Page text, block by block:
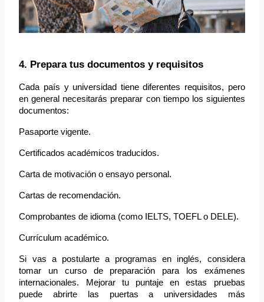
4. Prepara tus documentos y requisitos
Cada país y universidad tiene diferentes requisitos, pero
en general necesitarás preparar con tiempo los siguientes
documentos:
Pasaporte vigente.
Certificados académicos traducidos.
Carta de motivación o ensayo personal.
Cartas de recomendación.
Comprobantes de idioma (como IELTS, TOEFL o DELE).
Currículum académico.
Si vas a postularte a programas en inglés, considera
tomar un curso de preparación para los exámenes
internacionales. Mejorar tu puntaje en estas pruebas
puede abrirte las puertas a universidades más